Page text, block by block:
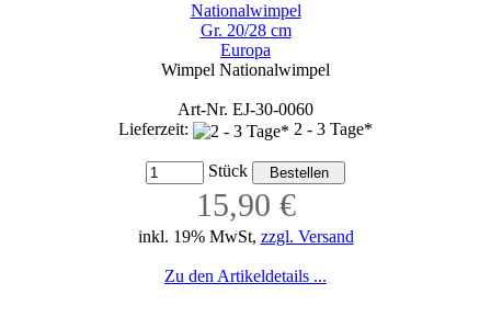
Nationalwimpel
Gr. 20/28 cm
Europa
Wimpel Nationalwimpel
Art-Nr. EJ-30-0060
Lieferzeit:
2 - 3 Tage*
Stück
15,90 €
inkl. 19% MwSt, zzgl. Versand
Zu den Artikeldetails ...